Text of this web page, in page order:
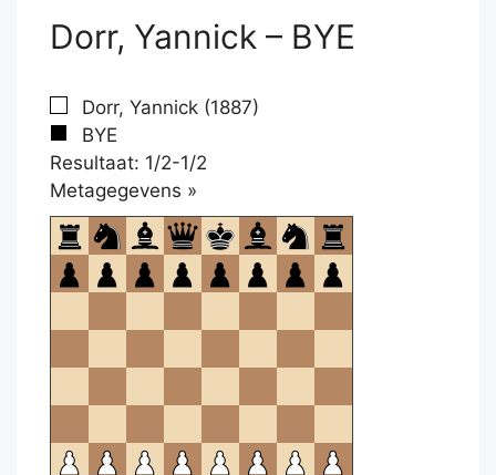
Dorr, Yannick – BYE
Dorr, Yannick (1887)
BYE
Resultaat: 1/2-1/2
Metagegevens »
om
te
openen.